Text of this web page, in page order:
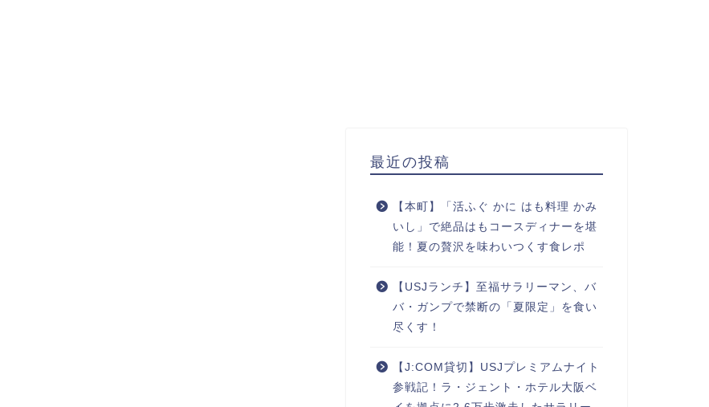
最近の投稿
【本町】「活ふぐ かに はも料理 かみ
いし」で絶品はもコースディナーを堪
能！夏の贅沢を味わいつくす食レポ
【USJランチ】至福サラリーマン、バ
バ・ガンプで禁断の「夏限定」を食い
尽くす！
【J:COM貸切】USJプレミアムナイト
参戦記！ラ・ジェント・ホテル大阪ベ